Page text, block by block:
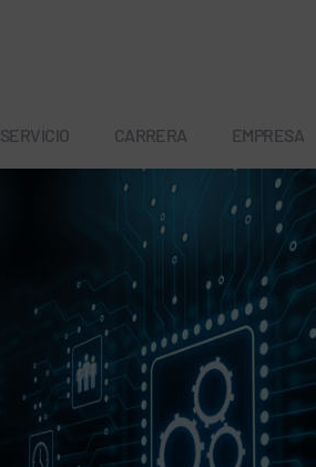
SERVICIO CARRERA EMPRESA